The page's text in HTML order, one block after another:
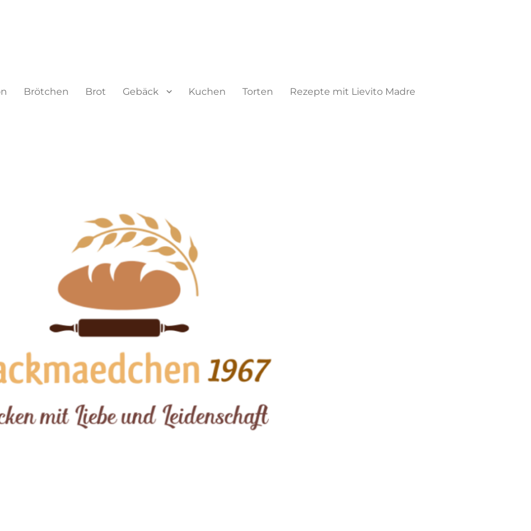
Brötchen Brot Gebäck Kuchen Torten Rezepte mit Lievito Madre